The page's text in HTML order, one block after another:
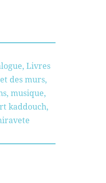
, Livres
des murs,
, musique,
kaddouch,